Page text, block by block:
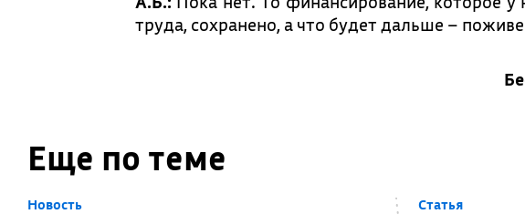
труда, сохранено, а что будет дальше –
Еще по теме
Новость Cтатья